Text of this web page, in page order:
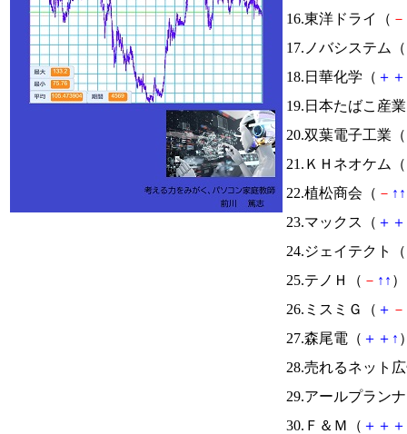
16.東洋ドライ（ －
17.ノバシステム（
18.日華化学（ ＋ ＋
19.日本たばこ産
20.双葉電子工業（
21.ＫＨネオケム（
22.植松商会（ － ↑ ↑
23.マックス（ ＋ ＋
24.ジェイテクト（
25.テノＨ（ － ↑ ↑
26.ミスミＧ（ ＋ －
27.森尾電（ ＋ ＋ ↑
28.売れるネット
29.アールプラン
30.Ｆ＆Ｍ（ ＋ ＋ ＋